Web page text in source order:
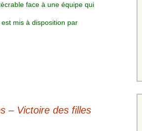
Messieurs
Equipe Mid-Amateurs
Equipe Senior Dames
face à une équipe qui
mis à disposition par
– Victoire des filles